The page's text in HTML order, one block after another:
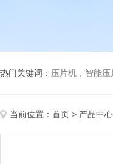
热门关键词： 压片机，智能
当前位置： 首页 > 产品中心